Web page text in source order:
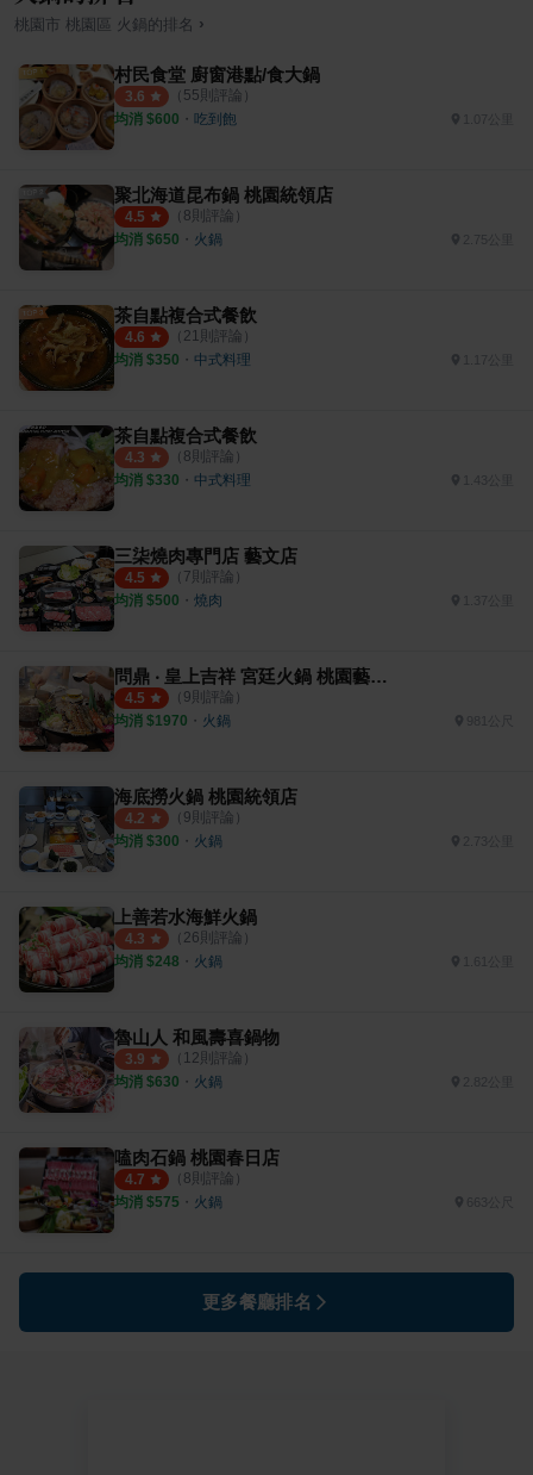
桃園市 桃園區 火鍋的排名 ›
村民食堂 廚窗港點/食大鍋
3.6 （ 55則評論）
均消 $600 ・ 吃到飽
聚北海道昆布鍋 桃園統領店
4.5 （ 8則評論）
均消 $650 ・ 火鍋 2.75公里
茶自點複合式餐飲
4.6 （ 21 則評論）
均消 $350 ・ 中式料理
茶自點複合式餐飲
4.3 （ 8則評論）
均消 $330 ・ 中式料理 1.43公里
三柒燒肉專門店 藝文店
4.5 （ 7則評論）
均消 $500 ・ 燒肉
問鼎 ‧ 皇上吉祥 宮廷火鍋 桃園藝文店
4.5 （ 9則評論）
均消 $1970 ・ 火鍋
海底撈火鍋 桃園統領店
4.2 （ 9則評論）
均消 $300 ・ 火鍋
上善若水海鮮火鍋
4.3 （ 26則評論）
均消 $248 ・ 火鍋
魯山人 和風壽喜鍋物
3.9 （ 12則評論）
均消 $630 ・ 火鍋
嗑肉石鍋 桃園春日店
4.7 （ 8則評論）
均消 $575 ・ 火鍋
更多餐廳排名